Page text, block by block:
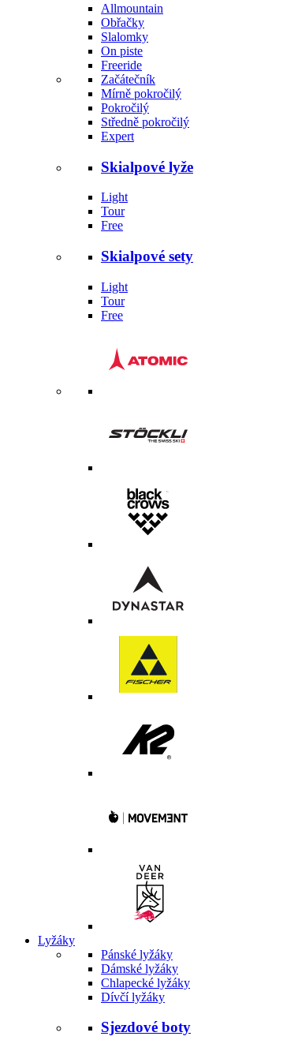
Allmountain
Obřačky
Slalomky
On piste
Freeride
Začátečník
Mírně pokročilý
Pokročilý
Středně pokročilý
Expert
Skialpové lyže
Light
Tour
Free
Skialpové sety
Light
Tour
Free
Lyžáky
Pánské lyžáky
Dámské lyžáky
Chlapecké lyžáky
Dívčí lyžáky
Sjezdové boty